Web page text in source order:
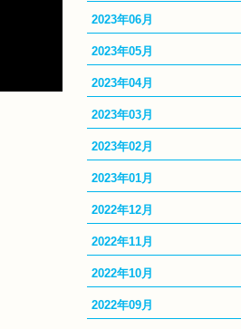
2023年06月
2023年05月
2023年04月
2023年03月
2023年02月
2023年01月
2022年12月
2022年11月
2022年10月
2022年09月